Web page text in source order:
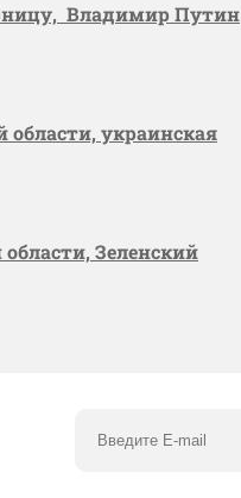
Владимир Путин
области, украинская
Зеленский